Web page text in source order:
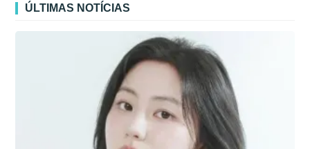
ÚLTIMAS NOTÍCIAS